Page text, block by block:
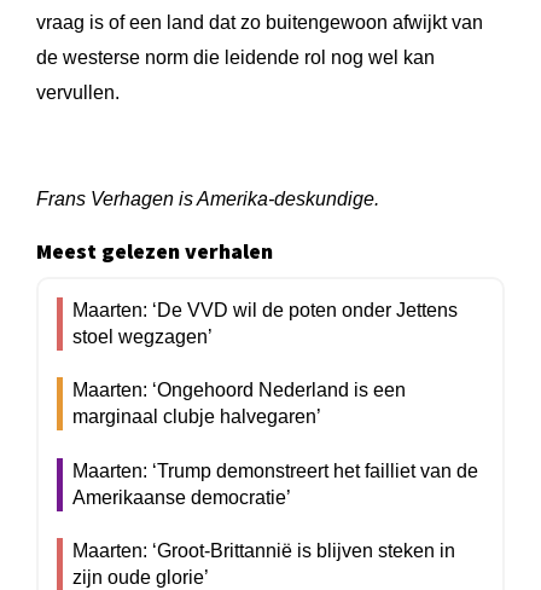
vraag is of een land dat zo buitengewoon afwijkt van
de westerse norm die leidende rol nog wel kan
vervullen.
Frans Verhagen is Amerika-deskundige.
Meest gelezen verhalen
Maarten: ‘De VVD wil de poten onder Jettens
stoel wegzagen’
Maarten: ‘Ongehoord Nederland is een
marginaal clubje halvegaren’
Maarten: ‘Trump demonstreert het failliet van de
Amerikaanse democratie’
Maarten: ‘Groot-Brittannië is blijven steken in
zijn oude glorie’